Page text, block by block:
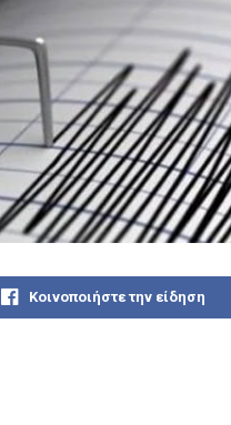
Κοινοποιήστε την είδηση